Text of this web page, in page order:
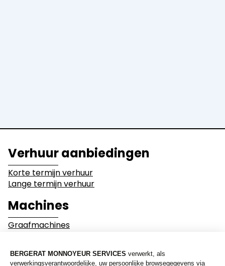
Bouwwerkzaamheden Sloopwerken
Mijnbouw
Wegen en overige
Verhuur aanbiedingen
Korte termijn verhuur
Lange termijn verhuur
Machines
Graafmachines
Graders en Walsen